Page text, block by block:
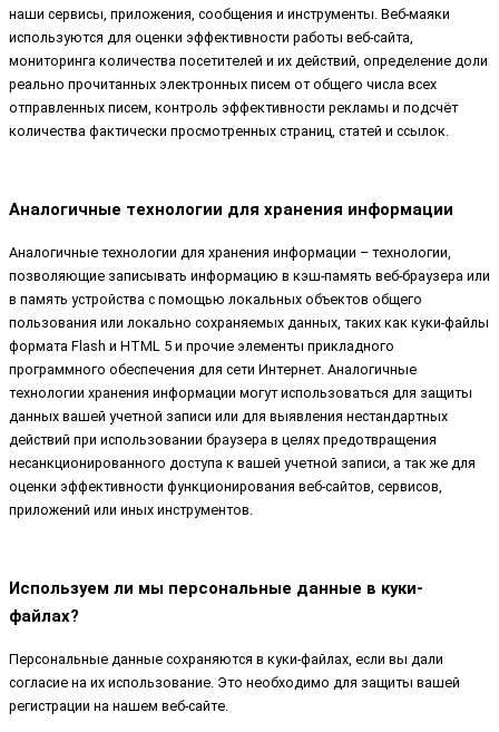
наши сервисы, приложения, сообщения и инструменты. Веб-маяки
используются для оценки эффективности работы веб-сайта,
мониторинга количества посетителей и их действий, определение доли
реально прочитанных электронных писем от общего числа всех
отправленных писем, контроль эффективности рекламы и подсчёт
количества фактически просмотренных страниц, статей и ссылок.
Аналогичные технологии для хранения информации
Аналогичные технологии для хранения информации – технологии,
позволяющие записывать информацию в кэш-память веб-браузера или
в память устройства с помощью локальных объектов общего
пользования или локально сохраняемых данных, таких как куки-файлы
формата Flash и HTML 5 и прочие элементы прикладного
программного обеспечения для сети Интернет. Аналогичные
технологии хранения информации могут использоваться для защиты
данных вашей учетной записи или для выявления нестандартных
действий при использовании браузера в целях предотвращения
несанкционированного доступа к вашей учетной записи, а так же для
оценки эффективности функционирования веб-сайтов, сервисов,
приложений или иных инструментов.
Используем ли мы персональные данные в куки-
файлах?
Персональные данные сохраняются в куки-файлах, если вы дали
согласие на их использование. Это необходимо для защиты вашей
регистрации на нашем веб-сайте.